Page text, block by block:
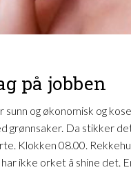
på jobben
sunn og økonomisk og
grønnsaker. Da stikker
Klokken 08.00.
ikke orket å shine det.